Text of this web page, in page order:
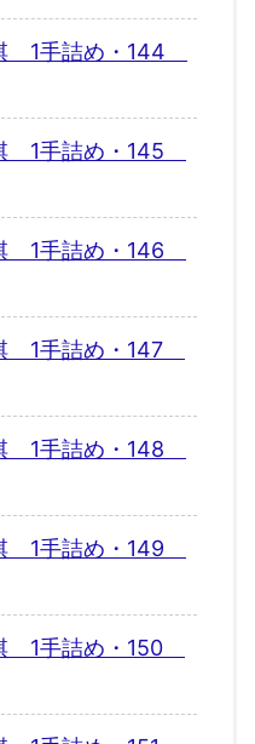
1手詰め・144
1手詰め・145
1手詰め・146
1手詰め・147
1手詰め・148
1手詰め・149
1手詰め・150